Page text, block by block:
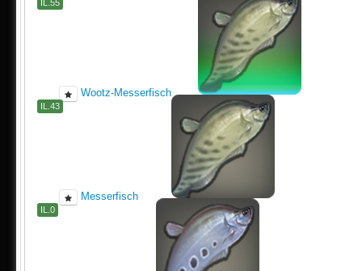
IL.55
Wootz-Messerfisch
IL.43
Messerfisch
IL.0